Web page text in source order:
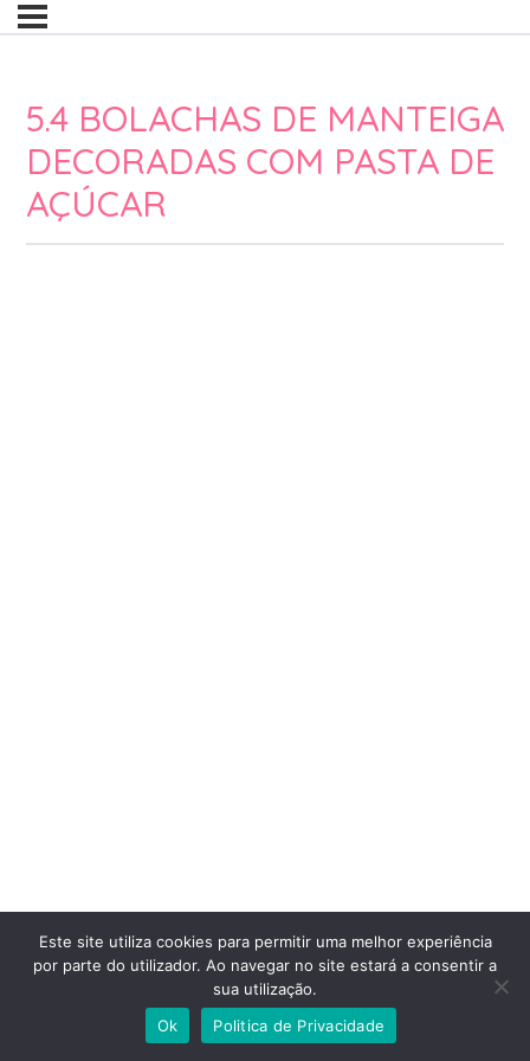
5.4 BOLACHAS DE MANTEIGA
DECORADAS COM PASTA DE
AÇÚCAR
Este site utiliza cookies para permitir uma melhor experiência
por parte do utilizador. Ao navegar no site estará a consentir a
sua utilização.
Ok
Politica de Privacidade